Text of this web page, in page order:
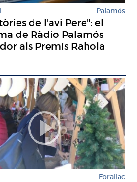
Palamós
de l'avi Pere": el
de Ràdio Palamós
als Premis Rahola
Forallac